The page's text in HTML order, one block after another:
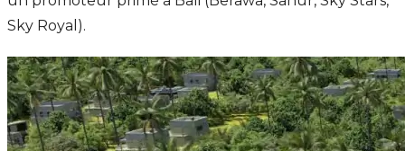
Sky Royal).